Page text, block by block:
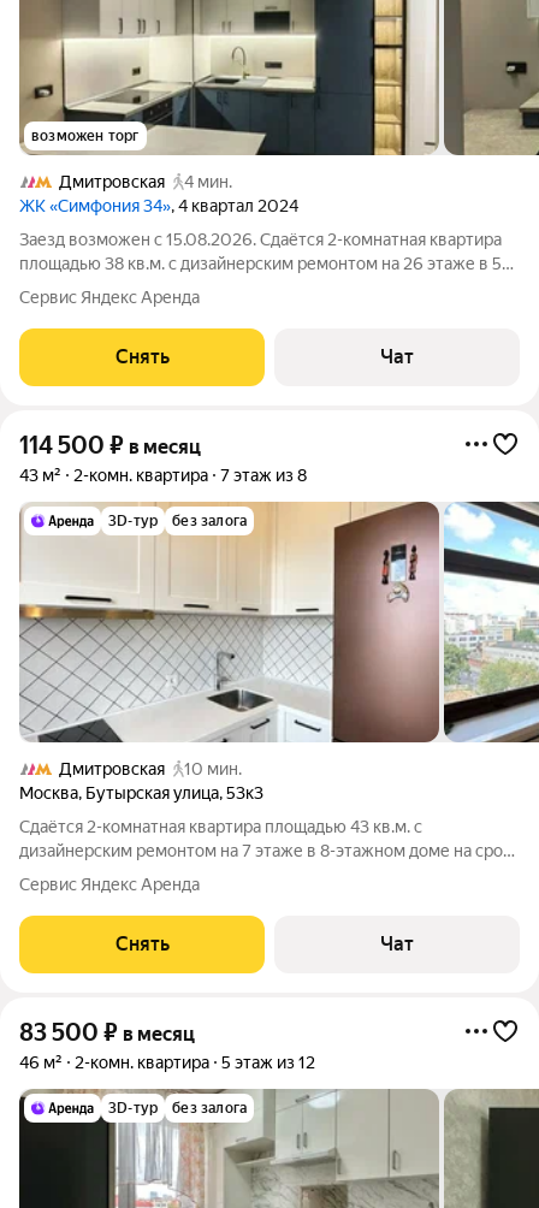
возможен торг
Дмитровская
4 мин.
ЖК «Симфония 34», 4 квартал 2024
Заезд возможен с 15.08.2026. Сдаётся 2-комнатная квартира
площадью 38 кв.м. с дизайнерским ремонтом на 26 этаже в 54-
этажном доме на срок от 11 месяцев. Из техники есть: Духовой
шкаф Стиральная машина Холодильник Посудомоечная
машина
Сервис Яндекс Аренда
Снять Чат
114 500 ₽ в месяц
43 м² 2-комн. квартира 7 этаж из 8
3D-тур без залога
Дмитровская
10 мин.
Москва, Бутырская улица,53к3
Сдаётся 2-комнатная квартира площадью 43 кв.м. с
дизайнерским ремонтом на 7 этаже в 8-этажном доме на срок
от 11 месяцев. Из техники есть: Телевизор Духовой шкаф
Стиральная машина Сушильная машина Холодильник
Посудомоечная машина Кондиционер
Сервис Яндекс Аренда
Снять Чат
83 500 ₽ в месяц
46 м² 2-комн. квартира 5 этаж из 12
3D-тур без залога